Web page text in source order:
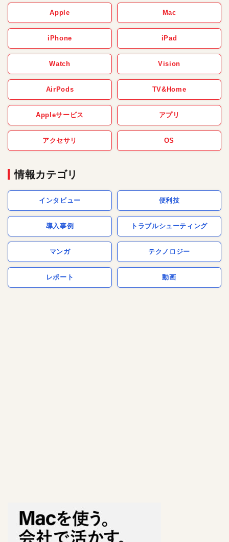
Apple Mac
iPhone iPad
Watch Vision
AirPods TV&Home
Appleサービス アプリ
アクセサリ OS
情報カテゴリ
インタビュー 便利技
導入事例 トラブルシューティング
マンガ テクノロジー
レポート 動画